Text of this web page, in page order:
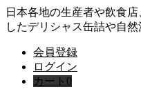
日本各地の生産者や飲食
したデリシャス缶詰や自
会員登録
ログイン
カート 0